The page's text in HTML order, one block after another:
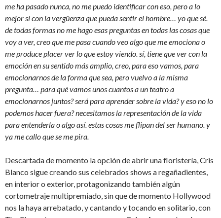
me ha pasado nunca, no me puedo identificar con eso, pero a lo
mejor sí con la vergüenza que pueda sentir el hombre… yo que sé.
de todas formas no me hago esas preguntas en todas las cosas que
voy a ver, creo que me pasa cuando veo algo que me emociona o
me produce placer ver lo que estoy viendo. sí, tiene que ver con la
emoción en su sentido más amplio, creo, para eso vamos, para
emocionarnos de la forma que sea, pero vuelvo a la misma
pregunta… para qué vamos unos cuantos a un teatro a
emocionarnos juntos? será para aprender sobre la vida? y eso no lo
podemos hacer fuera? necesitamos la representación de la vida
para entenderla o algo así. estas cosas me flipan del ser humano. y
ya me callo que se me pira.
Descartada de momento la opción de abrir una floristería, Cris
Blanco sigue creando sus celebrados shows a regañadientes,
en interior o exterior, protagonizando también algún
cortometraje multipremiado, sin que de momento Hollywood
nos la haya arrebatado, y cantando y tocando en solitario, con